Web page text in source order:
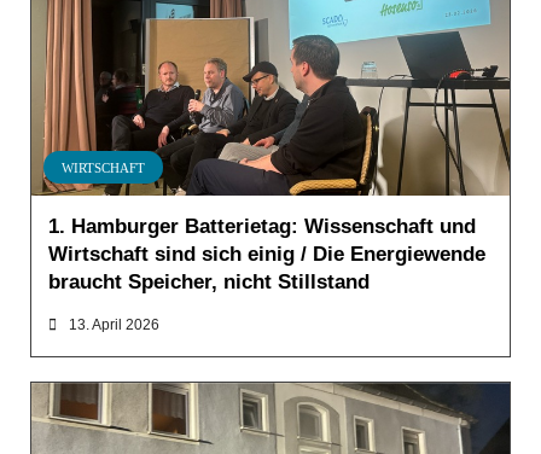
WIRTSCHAFT
1. Hamburger Batterietag: Wissenschaft und
Wirtschaft sind sich einig / Die Energiewende
braucht Speicher, nicht Stillstand
13. April 2026